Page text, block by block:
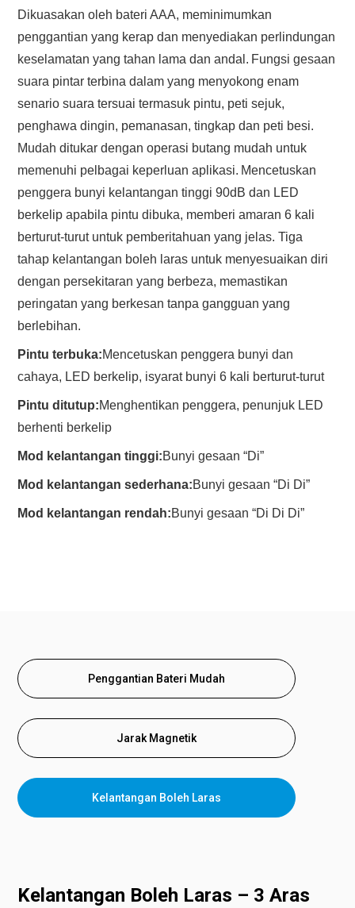
Dikuasakan oleh bateri AAA, meminimumkan
penggantian yang kerap dan menyediakan perlindungan
keselamatan yang tahan lama dan andal. Fungsi gesaan
suara pintar terbina dalam yang menyokong enam
senario suara tersuai termasuk pintu, peti sejuk,
penghawa dingin, pemanasan, tingkap dan peti besi.
Mudah ditukar dengan operasi butang mudah untuk
memenuhi pelbagai keperluan aplikasi. Mencetuskan
penggera bunyi kelantangan tinggi 90dB dan LED
berkelip apabila pintu dibuka, memberi amaran 6 kali
berturut-turut untuk pemberitahuan yang jelas. Tiga
tahap kelantangan boleh laras untuk menyesuaikan diri
dengan persekitaran yang berbeza, memastikan
peringatan yang berkesan tanpa gangguan yang
berlebihan.
Pintu terbuka:Mencetuskan penggera bunyi dan
cahaya, LED berkelip, isyarat bunyi 6 kali berturut-turut
Pintu ditutup:Menghentikan penggera, penunjuk LED
berhenti berkelip
Mod kelantangan tinggi:Bunyi gesaan “Di”
Mod kelantangan sederhana:Bunyi gesaan “Di Di”
Mod kelantangan rendah:Bunyi gesaan “Di Di Di”
Penggantian Bateri Mudah
Jarak Magnetik
Kelantangan Boleh Laras
Kelantangan Boleh Laras – 3 Aras